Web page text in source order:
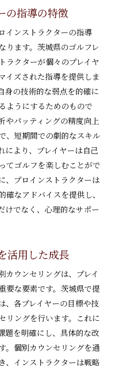
の指導の特徴
インストラクターの指導
ります。茨城県のゴルフレ
ラクターが個々のプレイヤ
イズされた指導を提供しま
身の技術的な弱点を的確に
ようにするためのもので
やパッティングの精度向上
、短期間での劇的なスキル
により、プレイヤーは自己
てゴルフを楽しむことがで
、プロインストラクターは
なアドバイスを提供し、
けでなく、心理的なサポー
活用した成長
カウンセリングは、プレイ
要な要素です。茨城県で提
、各プレイヤーの目標や技
リングを行います。これに
題を明確にし、具体的な改
。個別カウンセリングを通
、インストラクターは戦略